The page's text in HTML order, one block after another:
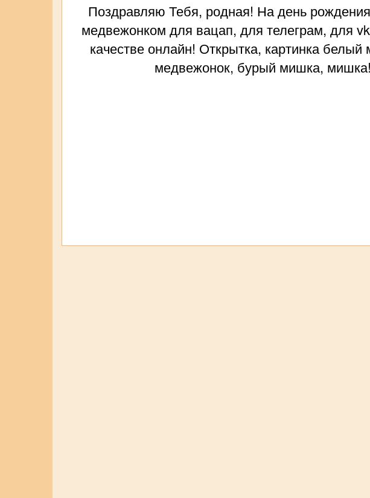
Поздравляю Тебя, родная! На день
медвежонком для вацап, для телеграм, для
качестве онлайн! Открытка, картинка
медвежонок, бурый мишка,